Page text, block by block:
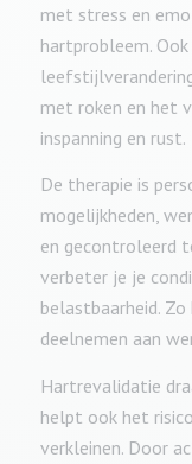
met stress en
hartprobleem.
met roken en het
inspanning en rust.
De therapie is
mogelijkheden,
en gecontroleerd
verbeter je je
belastbaarheid.
deelnemen aan
Hartrevalidatie
helpt ook het
verkleinen. Door